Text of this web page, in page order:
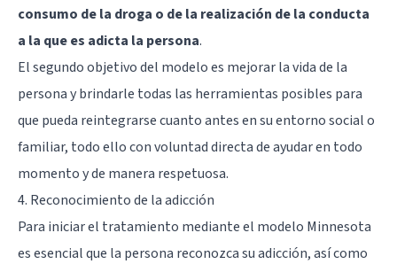
consumo de la droga o de la realización de la conducta
a la que es adicta la persona.
El segundo objetivo del modelo es mejorar la vida de la
persona y brindarle todas las herramientas posibles para
que pueda reintegrarse cuanto antes en su entorno social o
familiar, todo ello con voluntad directa de ayudar en todo
momento y de manera respetuosa.
4. Reconocimiento de la adicción
Para iniciar el tratamiento mediante el modelo Minnesota
es esencial que la persona reconozca su adicción, así como